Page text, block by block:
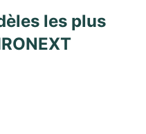
les plus